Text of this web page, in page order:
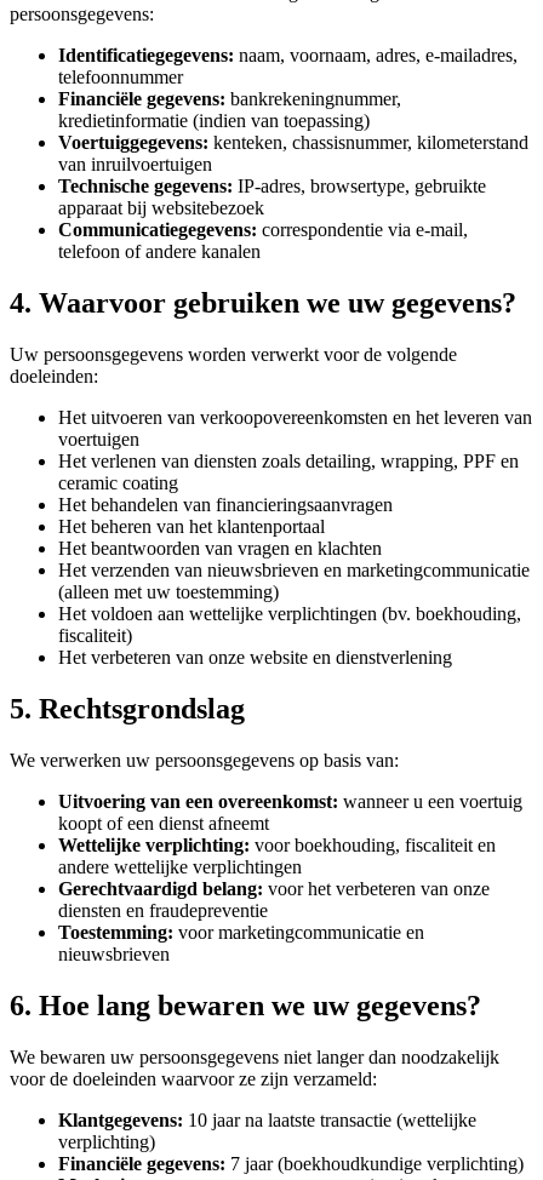
persoonsgegevens:
Identificatiegegevens: naam, voornaam, adres, e-mailadres,
telefoonnummer
Financiële gegevens: bankrekeningnummer,
kredietinformatie (indien van toepassing)
Voertuiggegevens: kenteken, chassisnummer, kilometerstand
van inruilvoertuigen
Technische gegevens: IP-adres, browsertype, gebruikte
apparaat bij websitebezoek
Communicatiegegevens: correspondentie via e-mail,
telefoon of andere kanalen
4. Waarvoor gebruiken we uw gegevens?
Uw persoonsgegevens worden verwerkt voor de volgende
doeleinden:
Het uitvoeren van verkoopovereenkomsten en het leveren van
voertuigen
Het verlenen van diensten zoals detailing, wrapping, PPF en
ceramic coating
Het behandelen van financieringsaanvragen
Het beheren van het klantenportaal
Het beantwoorden van vragen en klachten
Het verzenden van nieuwsbrieven en marketingcommunicatie
(alleen met uw toestemming)
Het voldoen aan wettelijke verplichtingen (bv. boekhouding,
fiscaliteit)
Het verbeteren van onze website en dienstverlening
5. Rechtsgrondslag
We verwerken uw persoonsgegevens op basis van:
Uitvoering van een overeenkomst: wanneer u een voertuig
koopt of een dienst afneemt
Wettelijke verplichting: voor boekhouding, fiscaliteit en
andere wettelijke verplichtingen
Gerechtvaardigd belang: voor het verbeteren van onze
diensten en fraudepreventie
Toestemming: voor marketingcommunicatie en
nieuwsbrieven
6. Hoe lang bewaren we uw gegevens?
We bewaren uw persoonsgegevens niet langer dan noodzakelijk
voor de doeleinden waarvoor ze zijn verzameld:
Klantgegevens: 10 jaar na laatste transactie (wettelijke
verplichting)
Financiële gegevens: 7 jaar (boekhoudkundige verplichting)